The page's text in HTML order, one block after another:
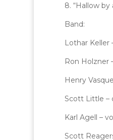
8. “Hallow by
Band:
Lothar Keller
Ron Holzner
Henry
Scott Little –
Karl Agell –
Scott